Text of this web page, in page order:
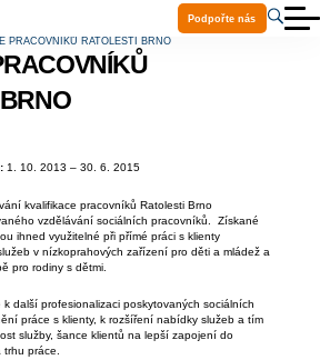
O nás
Aktuality
Služby
Projekty
Praxe a stáže
Pomoc Ukrajině
Podpořte nás
PRACOVNÍKŮ RATOLESTI BRNO
1. 10. 2013 – 30. 6. 2015
kvalifikace pracovníků Ratolesti Brno
vzdělávání sociálních pracovníků. Získané
ihned využitelné při přímé práci s klienty
v nízkoprahových zařízení pro děti a mládež a
pro rodiny s dětmi.
další profesionalizaci poskytovaných sociálních
práce s klienty, k rozšíření nabídky služeb a tím
služby, šance klientů na lepší zapojení do
práce.